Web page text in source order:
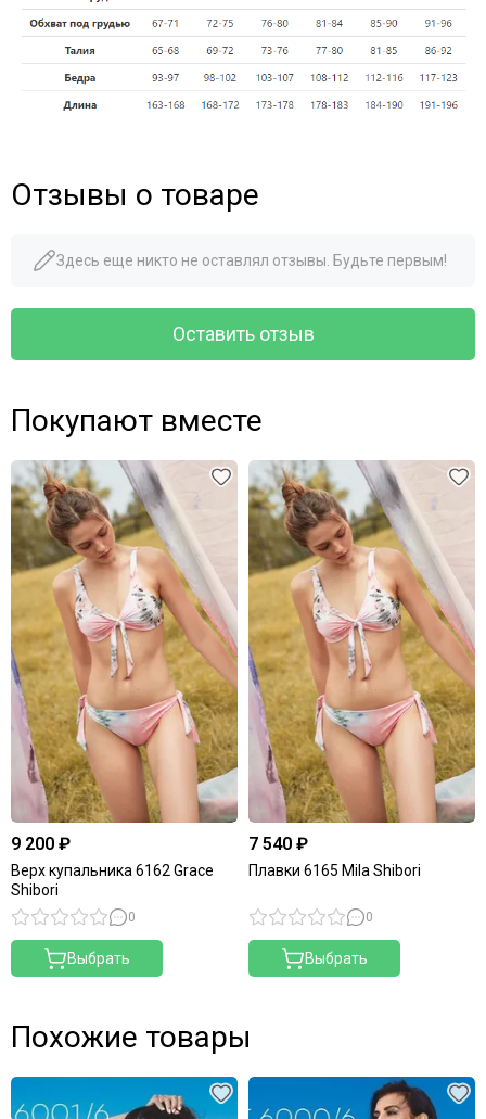
Отзывы о товаре
Здесь еще никто не оставлял отзывы. Будьте первым!
Оставить отзыв
Покупают вместе
9 200 ₽
Верх купальника 6162 Grace
Shibori
0
Выбрать
7 540 ₽
Плавки 6165 Mila Shibori
0
Выбрать
Похожие товары